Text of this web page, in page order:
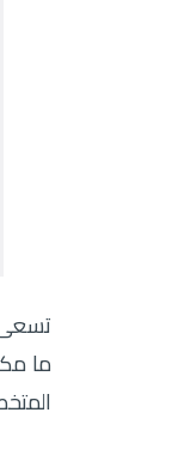
تسعى
ما